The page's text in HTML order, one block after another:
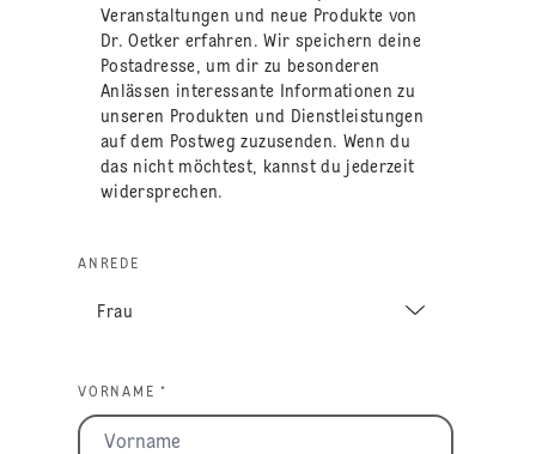
Veranstaltungen und neue Produkte von
Dr. Oetker erfahren. Wir speichern deine
Postadresse, um dir zu besonderen
Anlässen interessante Informationen zu
unseren Produkten und Dienstleistungen
auf dem Postweg zuzusenden. Wenn du
das nicht möchtest, kannst du jederzeit
widersprechen.
ANREDE
VORNAME *